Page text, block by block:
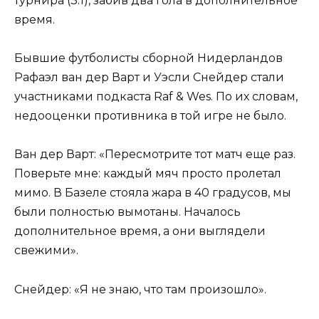
время.
Бывшие футболисты сборной Нидерландов
Рафаэл ван дер Варт и Уэсли Снейдер стали
участниками подкаста Raf & Wes. По их словам,
недооценки противника в той игре не было.
Ван дер Варт: «Пересмотрите тот матч еще раз.
Поверьте мне: каждый мяч просто пролетал
мимо. В Базеле стояла жара в 40 градусов, мы
были полностью вымотаны. Началось
дополнительное время, а они выглядели
свежими».
Снейдер: «Я не знаю, что там произошло».